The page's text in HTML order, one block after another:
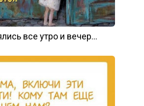
все утро и вечер…